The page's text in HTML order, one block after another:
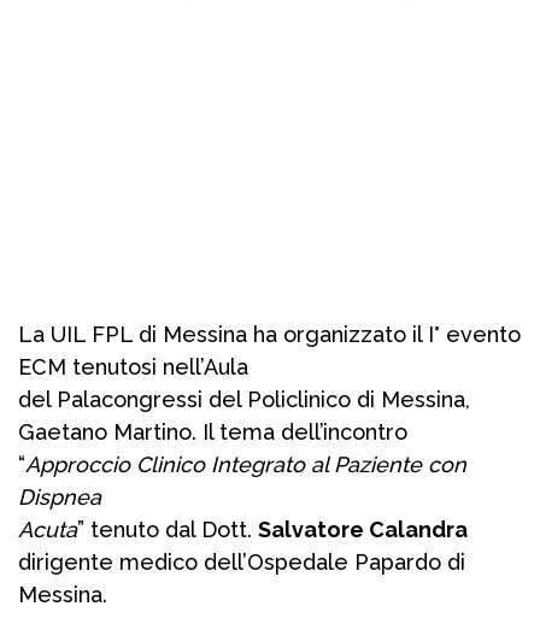
La UIL FPL di Messina ha organizzato il I° evento
ECM tenutosi nell’Aula
del Palacongressi del Policlinico di Messina,
Gaetano Martino. Il tema dell’incontro
“Approccio Clinico Integrato al Paziente con
Dispnea
Acuta” tenuto dal Dott. Salvatore Calandra
dirigente medico dell’Ospedale Papardo di
Messina.